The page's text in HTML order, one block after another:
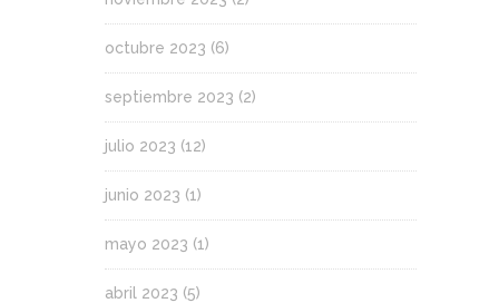
octubre 2023 (6)
septiembre 2023 (2)
julio 2023 (12)
junio 2023 (1)
mayo 2023 (1)
abril 2023 (5)